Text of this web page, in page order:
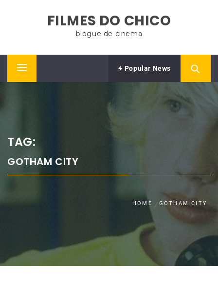
FILMES DO CHICO
blogue de cinema
Primary
Popular News
TAG:
GOTHAM CITY
HOME GOTHAM CITY